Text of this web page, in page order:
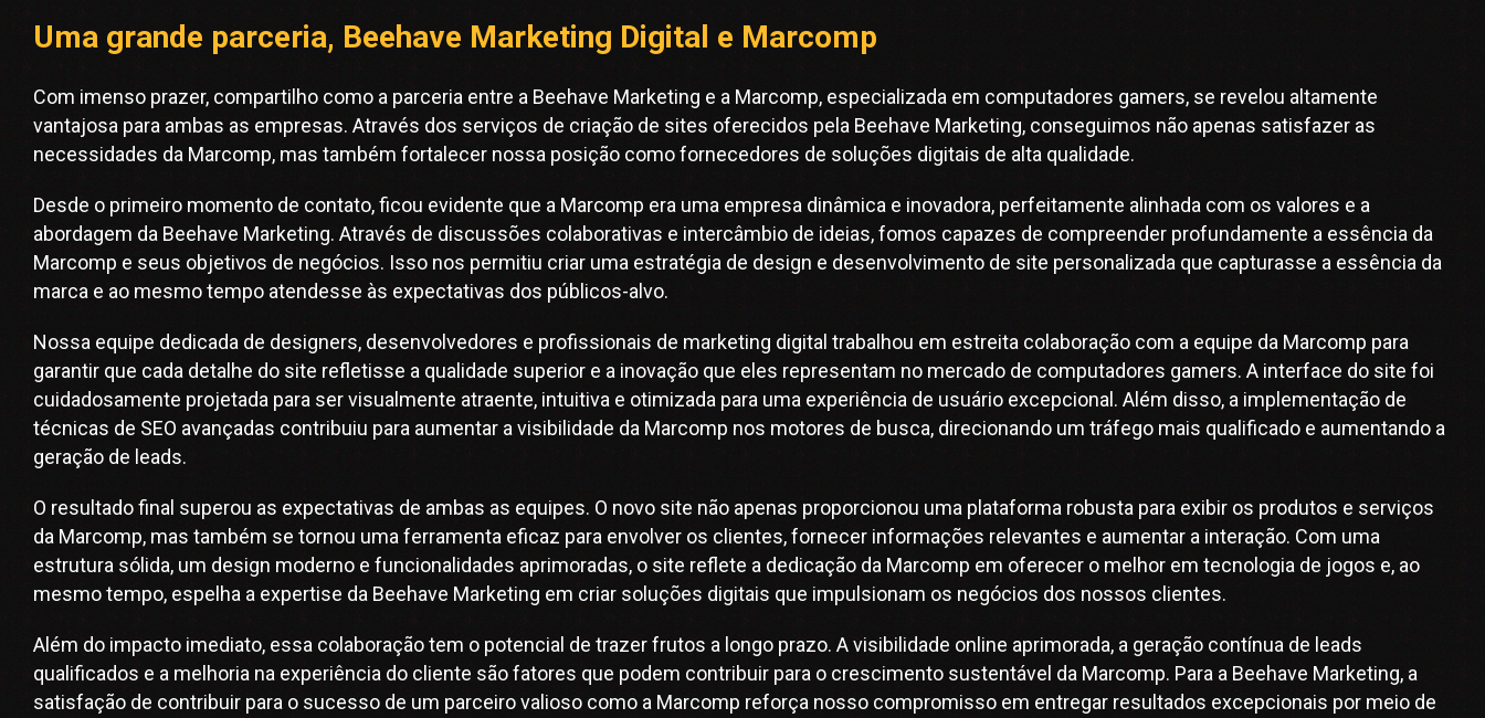
Uma grande parceria, Beehave Marketing Digital e Marcomp
Com imenso prazer, compartilho como a parceria entre a Beehave Marketing e a Marcomp, especializada em computadores gamers, se revelou altamente
vantajosa para ambas as empresas. Através dos serviços de criação de sites oferecidos pela Beehave Marketing, conseguimos não apenas satisfazer as
necessidades da Marcomp, mas também fortalecer nossa posição como fornecedores de soluções digitais de alta qualidade.
Desde o primeiro momento de contato, ficou evidente que a Marcomp era uma empresa dinâmica e inovadora, perfeitamente alinhada com os valores e a
abordagem da Beehave Marketing. Através de discussões colaborativas e intercâmbio de ideias, fomos capazes de compreender profundamente a essência da
Marcomp e seus objetivos de negócios. Isso nos permitiu criar uma estratégia de design e desenvolvimento de site personalizada que capturasse a essência da
marca e ao mesmo tempo atendesse às expectativas dos públicos-alvo.
Nossa equipe dedicada de designers, desenvolvedores e profissionais de marketing digital trabalhou em estreita colaboração com a equipe da Marcomp para
garantir que cada detalhe do site refletisse a qualidade superior e a inovação que eles representam no mercado de computadores gamers. A interface do site foi
cuidadosamente projetada para ser visualmente atraente, intuitiva e otimizada para uma experiência de usuário excepcional. Além disso, a implementação de
técnicas de SEO avançadas contribuiu para aumentar a visibilidade da Marcomp nos motores de busca, direcionando um tráfego mais qualificado e aumentando a
geração de leads.
O resultado final superou as expectativas de ambas as equipes. O novo site não apenas proporcionou uma plataforma robusta para exibir os produtos e serviços
da Marcomp, mas também se tornou uma ferramenta eficaz para envolver os clientes, fornecer informações relevantes e aumentar a interação. Com uma
estrutura sólida, um design moderno e funcionalidades aprimoradas, o site reflete a dedicação da Marcomp em oferecer o melhor em tecnologia de jogos e, ao
mesmo tempo, espelha a expertise da Beehave Marketing em criar soluções digitais que impulsionam os negócios dos nossos clientes.
Além do impacto imediato, essa colaboração tem o potencial de trazer frutos a longo prazo. A visibilidade online aprimorada, a geração contínua de leads
qualificados e a melhoria na experiência do cliente são fatores que podem contribuir para o crescimento sustentável da Marcomp. Para a Beehave Marketing, a
satisfação de contribuir para o sucesso de um parceiro valioso como a Marcomp reforça nosso compromisso em entregar resultados excepcionais por meio de